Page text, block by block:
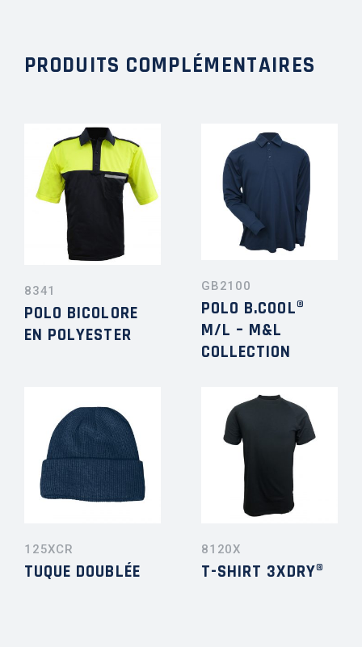
PRODUITS COMPLÉMENTAIRES
8341
POLO BICOLORE
EN POLYESTER
GB2100
POLO B.COOL®
M/L – M&L
COLLECTION
125XCR
TUQUE DOUBLÉE
8120X
T-SHIRT 3XDRY®